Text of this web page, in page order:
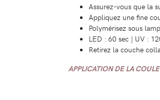
Assurez-vous que la
Appliquez une fine
Polymérisez sous
LED : 60 sec | UV :
Retirez la couche
APPLICATION DE LA